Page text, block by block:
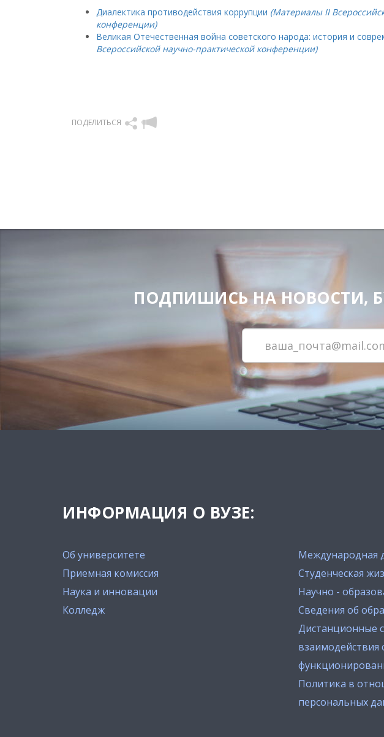
Диалектика противодействия коррупции (Материалы II
конференции)
Великая Отечественная война советского народа: история и
Всероссийской научно-практической конференции)
ПОДЕЛИТЬСЯ
ПОДПИШИСЬ НА НОВОСТИ,
ИНФОРМАЦИЯ О ВУЗЕ:
Об университете
Приемная комиссия
Наука и инновации
Колледж
Международная
Студенческая
Научно -
Сведения об
Дистанционные
взаимодействия
Политика в
персональных